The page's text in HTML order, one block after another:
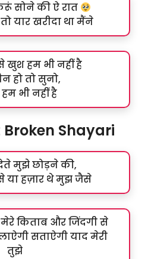
सोने की ऐ रात
यार खरीदा था मैंने
हम भी नहीं है
हो तो सुनो,
भी नहीं है
Broken Shayari
मुझे छोड़ने की,
या हज़ार थे मुझ जैसे
किताब और जिंदगी से
सताऐगी याद मेरी
तुझे